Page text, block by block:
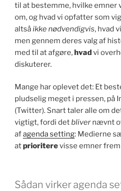
til at bestemme, hvilke emner
om, og hvad vi opfatter som
altsåikke nødvendigvis, hvad
men gennem deres valg af
med til at afgøre,hvadvi
diskuterer.
Mange har oplevet det: Et
pludselig meget i pressen, på
(Twitter). Snart taler alle om
vigtigt, fordi detbliver nævnt
afagenda setting: Medierne
atprioriterevisse emner
Sådan virker agenda